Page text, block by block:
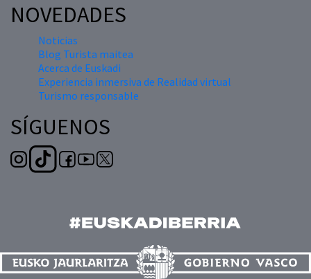
NOVEDADES
Noticias
Blog Turista maitea
Acerca de Euskadi
Experiencia inmersiva de Realidad virtual
Turismo responsable
SÍGUENOS